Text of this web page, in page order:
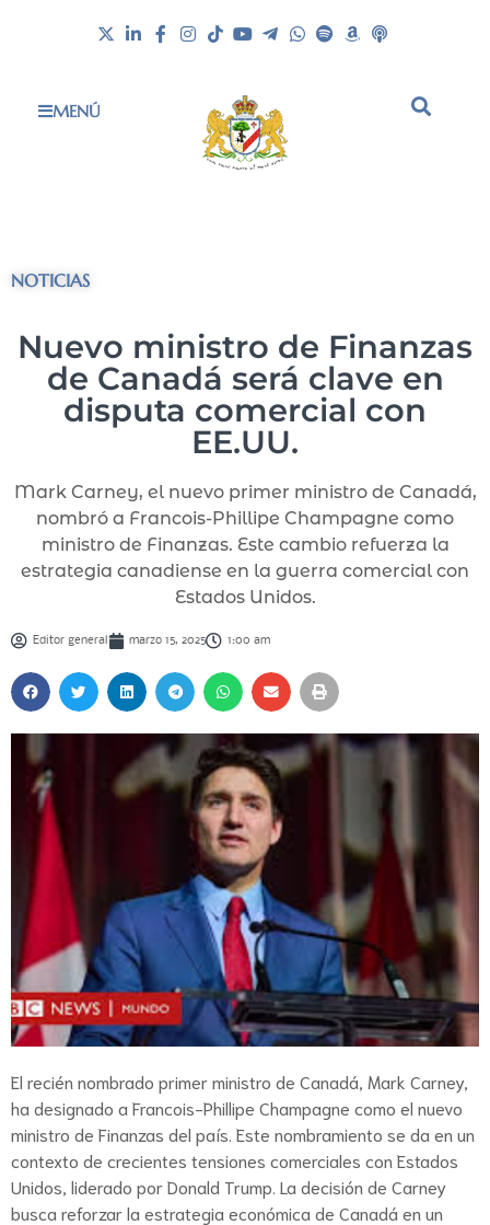
MENÚ
NOTICIAS
Nuevo ministro de Finanzas
de Canadá será clave en
disputa comercial con
EE.UU.
Mark Carney, el nuevo primer ministro de Canadá,
nombró a Francois-Phillipe Champagne como
ministro de Finanzas. Este cambio refuerza la
estrategia canadiense en la guerra comercial con
Estados Unidos.
Editor general marzo 15, 2025 1:00 am
El recién nombrado primer ministro de Canadá, Mark Carney,
ha designado a Francois-Phillipe Champagne como el nuevo
ministro de Finanzas del país. Este nombramiento se da en un
contexto de crecientes tensiones comerciales con Estados
Unidos, liderado por Donald Trump. La decisión de Carney
busca reforzar la estrategia económica de Canadá en un